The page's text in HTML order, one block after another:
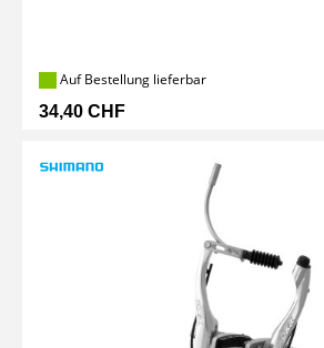
Auf Bestellung lieferbar
34,40 CHF